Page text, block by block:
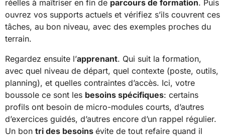
réelles à maîtriser en fin de parcours de formation. Puis
ouvrez vos supports actuels et vérifiez s’ils couvrent ces
tâches, au bon niveau, avec des exemples proches du
terrain.
Regardez ensuite l’apprenant. Qui suit la formation,
avec quel niveau de départ, quel contexte (poste, outils,
planning), et quelles contraintes d’accès. Ici, votre
boussole ce sont les besoins spécifiques: certains
profils ont besoin de micro-modules courts, d’autres
d’exercices guidés, d’autres encore d’un rappel régulier.
Un bon tri des besoins évite de tout refaire quand il